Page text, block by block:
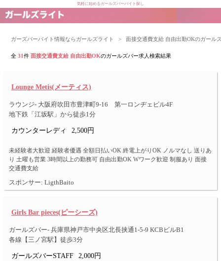
気軽に始めるガールズバーバイト探し
ガーズバーバイト情報ならガールズライト > 面接交通費支給 自由出勤OKのガール
全31件面接交通費支給 自由出勤OKのガールズバー求人検索結果
Lounge Metis(メーティス)
ラウンジ- 大阪府吹田市豊津町9-16 第一ロンヂェビル4F
地下鉄「江坂駅」から徒歩1分
カウンターレディ 2,500円
未経験者大歓迎 経験者優遇 全額日払いOK 終電上がりOK ノルマなし 送りあ
り 土曜も営業 3時間以上の勤務可 自由出勤OK Wワーク歓迎 制服あり 面接
交通費支給
スポンサー: LigthBaito
Girls Bar pieces(ピーシーズ)
ガールズバー- 兵庫県神戸市中央区北長挟通1-5-9 KCBビルB1
各線【三ノ宮駅】徒歩3分
ガールズバーSTAFF 2,000円